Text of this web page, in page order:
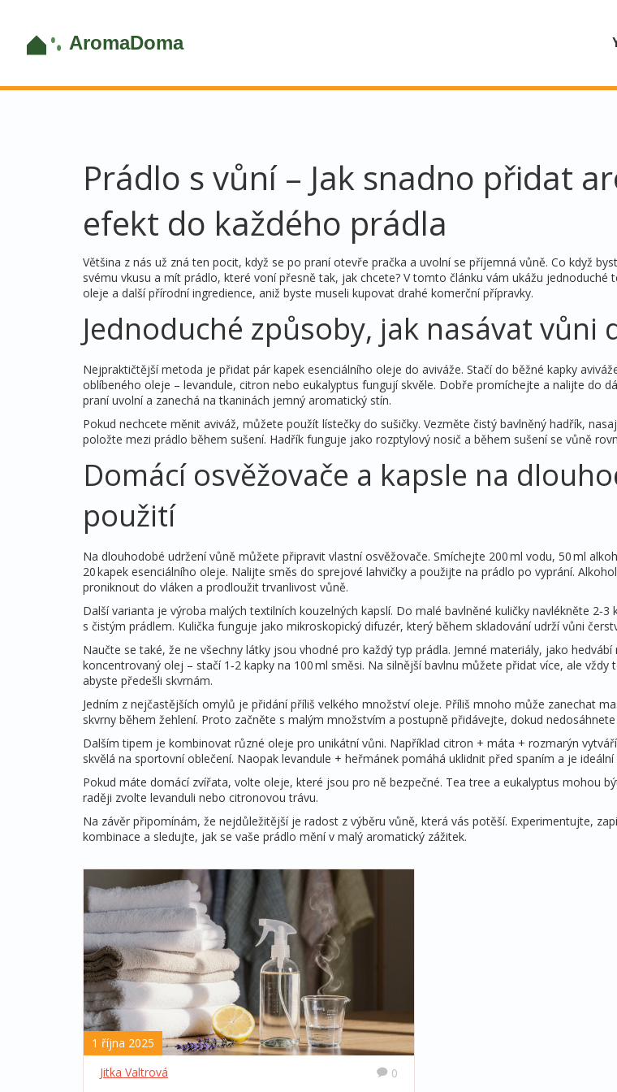
Prádlo s vůní – Jak snadno přidat
efekt do každého prádla
Většina z nás už zná ten pocit, když se po praní otevře pračka a uvolní se příjemná vůně. Co když
svému vkusu a mít prádlo, které voní přesně tak, jak chcete? V tomto článku vám ukážu jednoduché
oleje a další přírodní ingredience, aniž byste museli kupovat drahé komerční přípravky.
Jednoduché způsoby, jak nasávat vůni
Nejpraktičtější metoda je přidat pár kapek esenciálního oleje do aviváže. Stačí do běžné kapky
oblíbeného oleje – levandule, citron nebo eukalyptus fungují skvěle. Dobře promíchejte a nalijte do
praní uvolní a zanechá na tkaninách jemný aromatický stín.
Pokud nechcete měnit aviváž, můžete použít lístečky do sušičky. Vezměte čistý bavlněný hadřík,
položte mezi prádlo během sušení. Hadřík funguje jako rozptylový nosič a během sušení se vůně
Domácí osvěžovače a kapsle na
použití
Na dlouhodobé udržení vůně můžete připravit vlastní osvěžovače. Smíchejte 200 ml vodu, 50 ml
20 kapek esenciálního oleje. Nalijte směs do sprejové lahvičky a použijte na prádlo po vyprání.
proniknout do vláken a prodloužit trvanlivost vůně.
Další varianta je výroba malých textilních kouzelných kapslí. Do malé bavlněné kuličky navlékněte
s čistým prádlem. Kulička funguje jako mikroskopický difuzér, který během skladování udrží vůni
Naučte se také, že ne všechny látky jsou vhodné pro každý typ prádla. Jemné materiály, jako
koncentrovaný olej – stačí 1‑2 kapky na 100 ml směsi. Na silnější bavlnu můžete přidat více, ale
abyste předešli skvrnám.
Jedním z nejčastějších omylů je přidání příliš velkého množství oleje. Příliš mnoho může zanechat
skvrny během žehlení. Proto začněte s malým množstvím a postupně přidávejte, dokud
Dalším tipem je kombinovat různé oleje pro unikátní vůni. Například citron + máta + rozmarýn
skvělá na sportovní oblečení. Naopak levandule + heřmánek pomáhá uklidnit před spaním a je
Pokud máte domácí zvířata, volte oleje, které jsou pro ně bezpečné. Tea tree a eukalyptus mohou
raději zvolte levanduli nebo citronovou trávu.
Na závěr připomínám, že nejdůležitější je radost z výběru vůně, která vás potěší. Experimentujte,
kombinace a sledujte, jak se vaše prádlo mění v malý aromatický zážitek.
1 října 2025
Jitka Valtrová
0